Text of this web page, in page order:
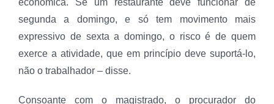
econômica. Se um restaurante deve funcionar de
segunda a domingo, e só tem movimento mais
expressivo de sexta a domingo, o risco é de quem
exerce a atividade, que em princípio deve suportá-lo,
não o trabalhador – disse.
Consoante com o magistrado, o procurador do